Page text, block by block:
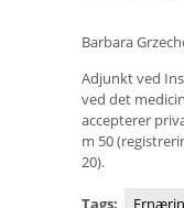
Barbara
Adjunkt ved
ved det
accepterer
m 50
20).
Tags: